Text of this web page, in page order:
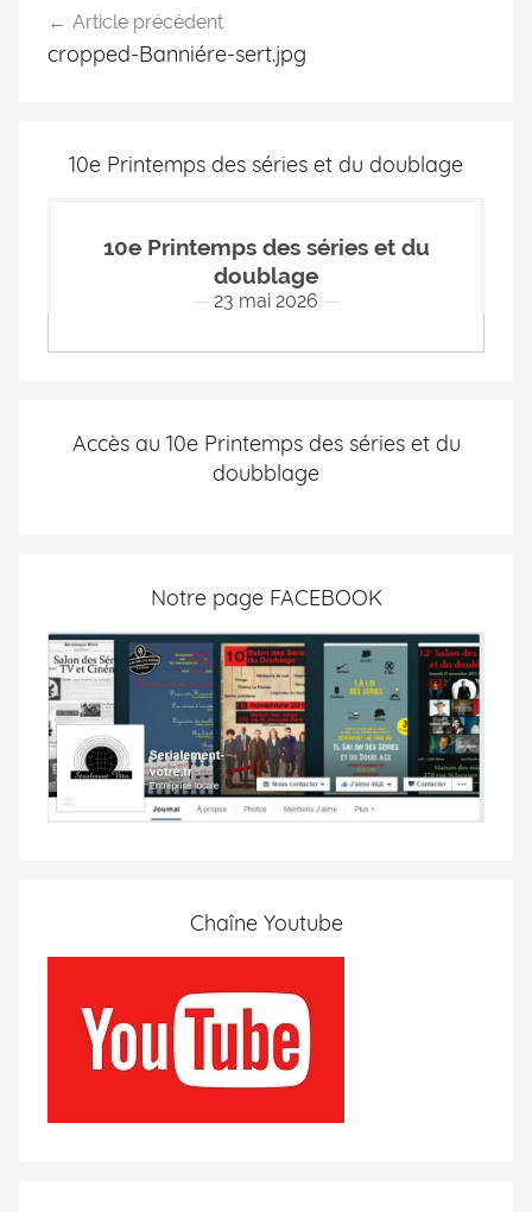
Article précédent
cropped-Banniére-sert.jpg
10e Printemps des séries et du doublage
10e Printemps des séries et du
doublage
23 mai 2026
Accès au 10e Printemps des séries et du
doubblage
Notre page FACEBOOK
Chaîne Youtube